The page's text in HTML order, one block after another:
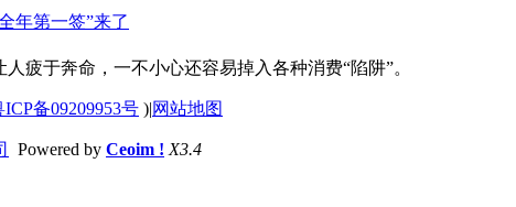
于奔命，一不小心还容易掉入各种消费“陷阱”。
ICP备09209953号 )|网站地图
Powered by Ceoim ! X3.4